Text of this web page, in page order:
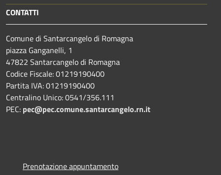
CONTATTI
Comune di Santarcangelo di Romagna
piazza Ganganelli, 1
47822 Santarcangelo di Romagna
Codice Fiscale: 01219190400
Partita IVA: 01219190400
Centralino Unico: 0541/356.111
PEC: pec@pec.comune.santarcangelo.rn.it
Prenotazione appuntamento